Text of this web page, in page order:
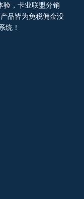
验，卡业联盟分销
品皆为免税佣金没
统！